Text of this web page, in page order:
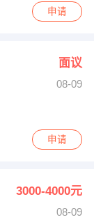
申请
面议
08-09
申请
3000-4000元
08-09